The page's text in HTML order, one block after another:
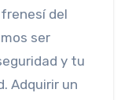
del
ser
y tu
Adquirir un